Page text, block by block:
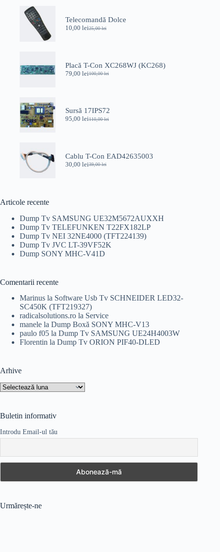
140,00 lei.
Telecomandă Dolce
25,00lei
Prețul
25,00 lei.
10,00 leiPrețul
Placă T-Con XC268WJ (KC268)
100,00lei
Prețul
100,00 lei.
79,00 leiPrețul
Sursă 17IPS72
110,00lei
Prețul
110,00 lei.
95,00 leiPrețul
Cablu T-Con EAD42635003
39,00lei
Prețul
30,00 leiPrețul
Articole recente
Dump Tv SAMSUNG UE32M5672AUXXH
Dump Tv TELEFUNKEN T22FX182LP
Dump Tv NEI 32NE4000 (TFT224139)
Dump Tv JVC LT-39VF52K
Dump SONY MHC-V41D
Comentarii recente
Marinus la Software Usb Tv SCHNEIDER LED32-
SC450K (TFT219327)
radicalsolutions.ro la Service
manele la Dump Boxă SONY MHC-V13
paulo f05 la Dump Tv SAMSUNG UE24H4003W
Florentin la Dump Tv ORION PIF40-DLED
Arhive
Arhive
Buletin informativ
Introdu Email-ul tău
Urmărește-ne